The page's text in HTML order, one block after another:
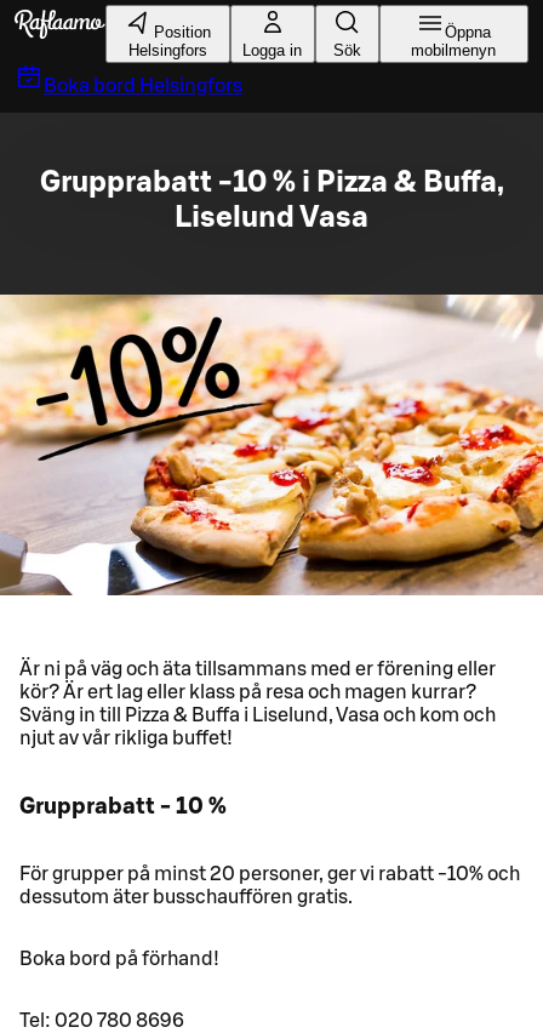
Gå till huvudinnehållet
Position
Helsingfors
Logga in Sök
Öppna
mobilmenyn
Boka bord Helsingfors
Grupprabatt -10 % i Pizza & Buffa,
Liselund Vasa
Är ni på väg och äta tillsammans med er förening eller
kör? Är ert lag eller klass på resa och magen kurrar?
Sväng in till Pizza & Buffa i Liselund, Vasa och kom och
njut av vår rikliga buffet!
Grupprabatt - 10 %
För grupper på minst 20 personer, ger vi rabatt -10% och
dessutom äter busschauffören gratis.
Boka bord på förhand!
Tel: 020 780 8696